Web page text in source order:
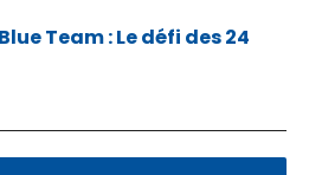
Team : Le défi des 24